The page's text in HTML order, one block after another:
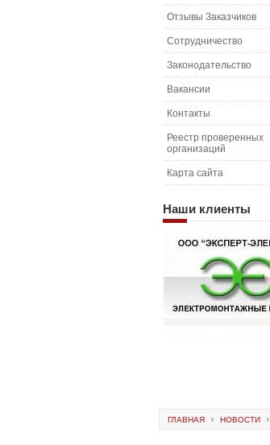
Отзывы Заказчиков
Сотрудничество
Законодательство
Вакансии
Контакты
Реестр проверенных
организаций
Карта сайта
Наши клиенты
ГЛАВНАЯ НОВОСТИ